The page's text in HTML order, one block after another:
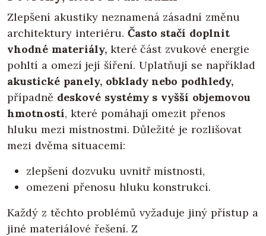
Zlepšení akustiky neznamená zásadní změnu
architektury interiéru. Často stačí doplnit
vhodné materiály,které část zvukové energie
pohltí a omezí její šíření. Uplatňují se například
akustické panely, obklady nebo podhledy,
případně deskové systémy s vyšší objemovou
hmotností, které pomáhají omezit přenos
hluku mezi místnostmi. Důležité je rozlišovat
mezi dvěma situacemi:
zlepšení dozvuku uvnitř místnosti,
omezení přenosu hluku konstrukcí.
Každý z těchto problémů vyžaduje jiný přístup a
jiné materiálové řešení. Z